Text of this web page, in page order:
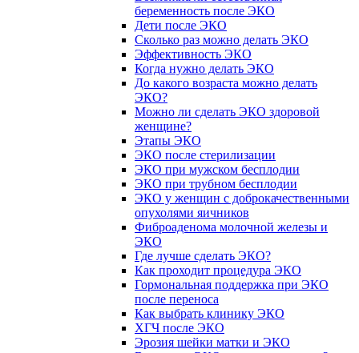
беременность после ЭКО
Дети после ЭКО
Сколько раз можно делать ЭКО
Эффективность ЭКО
Когда нужно делать ЭКО
До какого возраста можно делать
ЭКО?
Можно ли сделать ЭКО здоровой
женщине?
Этапы ЭКО
ЭКО после стерилизации
ЭКО при мужском бесплодии
ЭКО при трубном бесплодии
ЭКО у женщин с доброкачественными
опухолями яичников
Фиброаденома молочной железы и
ЭКО
Где лучше сделать ЭКО?
Как проходит процедура ЭКО
Гормональная поддержка при ЭКО
после переноса
Как выбрать клинику ЭКО
ХГЧ после ЭКО
Эрозия шейки матки и ЭКО